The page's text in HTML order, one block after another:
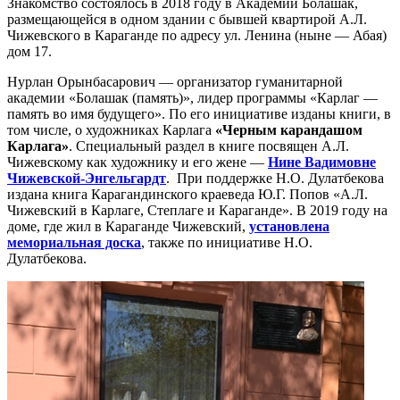
Знакомство состоялось в 2018 году в Академии Болашак,
размещающейся в одном здании с бывшей квартирой А.Л.
Чижевского в Караганде по адресу ул. Ленина (ныне — Абая)
дом 17.
Нурлан Орынбасарович — организатор гуманитарной
академии «Болашак (память)», лидер программы «Карлаг —
память во имя будущего». По его инициативе изданы книги, в
том числе, о художниках Карлага «Черным карандашом
Карлага». Специальный раздел в книге посвящен А.Л.
Чижевскому как художнику и его жене — Нине Вадимовне
Чижевской-Энгельгардт. При поддержке Н.О. Дулатбекова
издана книга Карагандинского краеведа Ю.Г. Попов «А.Л.
Чижевский в Карлаге, Степлаге и Караганде». В 2019 году на
доме, где жил в Караганде Чижевский, установлена
мемориальная доска, также по инициативе Н.О.
Дулатбекова.